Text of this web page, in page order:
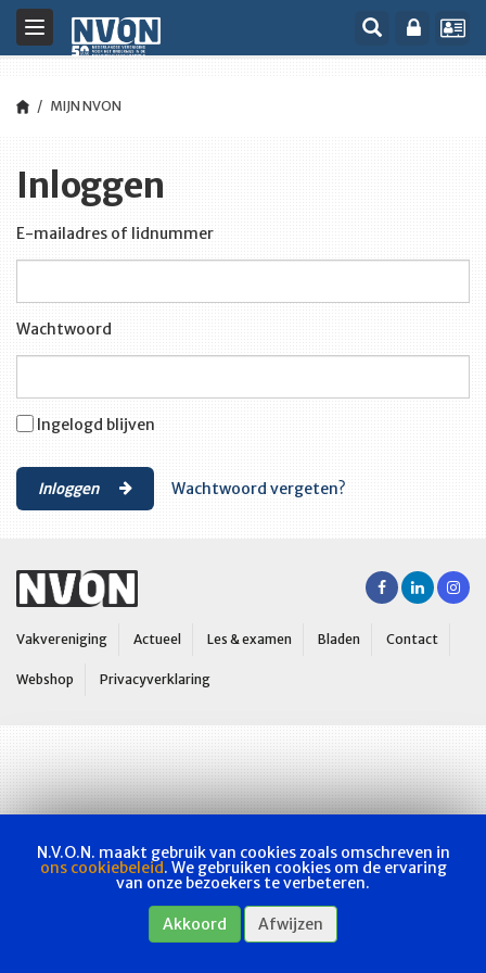
Toggle
navigation
MIJN NVON
Inloggen
E-mailadres of lidnummer
Wachtwoord
Ingelogd blijven
Inloggen Wachtwoord vergeten?
Vakvereniging Actueel Les & examen Bladen Contact
Webshop Privacyverklaring
N.V.O.N. maakt gebruik van cookies zoals omschreven in
ons cookiebeleid. We gebruiken cookies om de ervaring
van onze bezoekers te verbeteren.
Akkoord Afwijzen